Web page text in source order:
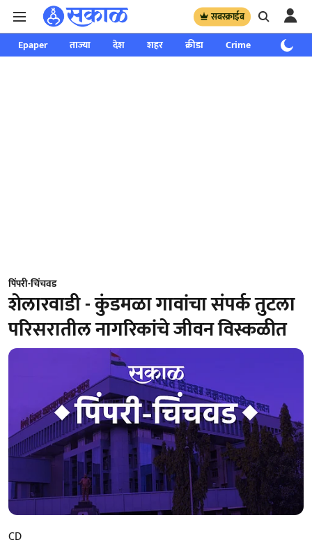
सबस्क्राईब
Epaper ताज्या देश शहर क्रीडा Crime साप्ताहिक
पिंपरी-चिंचवड
शेलारवाडी - कुंडमळा गावांचा संपर्क तुटला
परिसरातील नागरिकांचे जीवन विस्कळीत
CD